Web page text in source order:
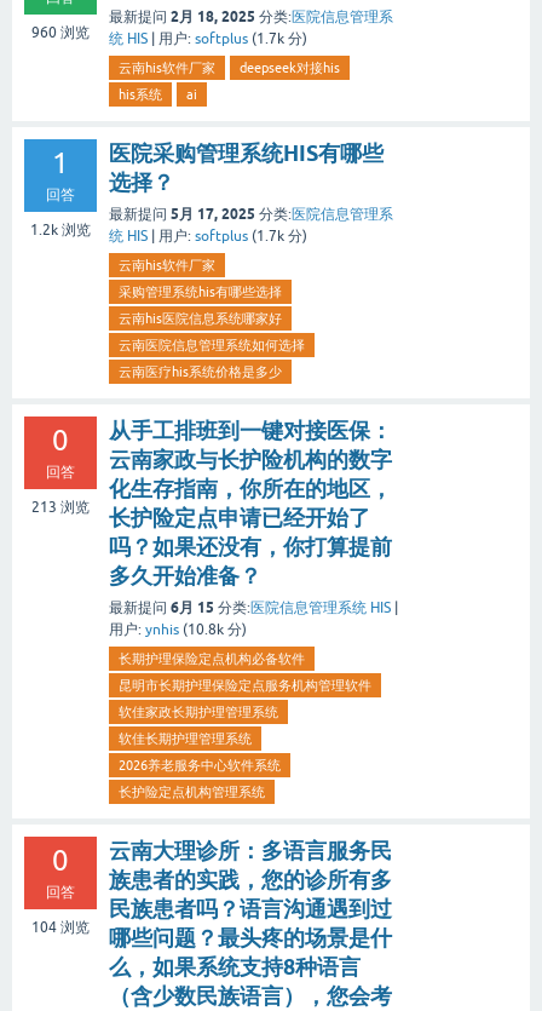
960 浏览
最新提问 2月 18, 2025 分类:医院信息管理系
统 HIS
用户: softplus (1.7k 分)
云南his软件厂家
deepseek对接his
his系统
ai
1
回答
1.2k 浏览
医院采购管理系统HIS有哪些
选择？
最新提问 5月 17, 2025 分类:医院信息管理系
统 HIS
用户: softplus (1.7k 分)
云南his软件厂家
采购管理系统his有哪些选择
云南his医院信息系统哪家好
云南医院信息管理系统如何选择
云南医疗his系统价格是多少
0
回答
213 浏览
从手工排班到一键对接医保：
云南家政与长护险机构的数字
化生存指南，你所在的地区，
长护险定点申请已经开始了
吗？如果还没有，你打算提前
多久开始准备？
最新提问 6月 15 分类:医院信息管理系统 HIS
用户: ynhis (10.8k 分)
长期护理保险定点机构必备软件
昆明市长期护理保险定点服务机构管理软件
软佳家政长期护理管理系统
软佳长期护理管理系统
2026养老服务中心软件系统
长护险定点机构管理系统
0
回答
104 浏览
云南大理诊所：多语言服务民
族患者的实践，您的诊所有多
民族患者吗？语言沟通遇到过
哪些问题？最头疼的场景是什
么，如果系统支持8种语言
（含少数民族语言），您会考